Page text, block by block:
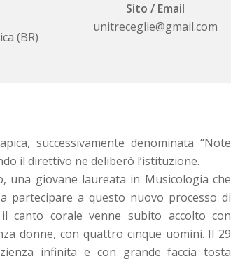
(BR)
Sito / Email
unitreceglie@gmail.com
successivamente denominata “Note
il direttivo ne deliberò l’istituzione.
una giovane laureata in Musicologia che
partecipare a questo nuovo processo di
canto corale venne subito accolto con
donne, con quattro cinque uomini. Il 29
infinita e con grande faccia tosta